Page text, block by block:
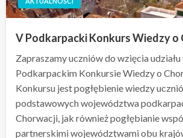
V Podkarpacki Konkurs Wiedzy o
Zapraszamy uczniów do wzięcia udziału
Podkarpackim Konkursie Wiedzy o
Konkursu jest pogłębienie wiedzy
podstawowych województwa
Chorwacji, jak również pogłębianie
partnerskimi województwami obu